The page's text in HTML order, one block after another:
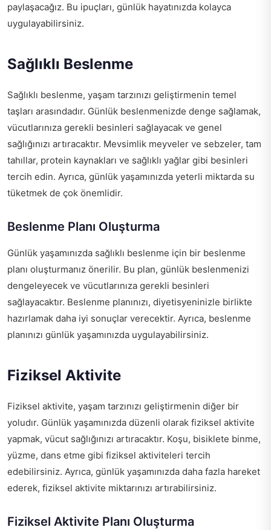
paylaşacağız. Bu ipuçları, günlük hayatınızda kolayca
uygulayabilirsiniz.
Sağlıklı Beslenme
Sağlıklı beslenme, yaşam tarzınızı geliştirmenin temel
taşları arasındadır. Günlük beslenmenizde denge sağlamak,
vücutlarınıza gerekli besinleri sağlayacak ve genel
sağlığınızı artıracaktır. Mevsimlik meyveler ve sebzeler, tam
tahıllar, protein kaynakları ve sağlıklı yağlar gibi besinleri
tercih edin. Ayrıca, günlük yaşamınızda yeterli miktarda su
tüketmek de çok önemlidir.
Beslenme Planı Oluşturma
Günlük yaşamınızda sağlıklı beslenme için bir beslenme
planı oluşturmanız önerilir. Bu plan, günlük beslenmenizi
dengeleyecek ve vücutlarınıza gerekli besinleri
sağlayacaktır. Beslenme planınızı, diyetisyeninizle birlikte
hazırlamak daha iyi sonuçlar verecektir. Ayrıca, beslenme
planınızı günlük yaşamınızda uygulayabilirsiniz.
Fiziksel Aktivite
Fiziksel aktivite, yaşam tarzınızı geliştirmenin diğer bir
yoludır. Günlük yaşamınızda düzenli olarak fiziksel aktivite
yapmak, vücut sağlığınızı artıracaktır. Koşu, bisiklete binme,
yüzme, dans etme gibi fiziksel aktiviteleri tercih
edebilirsiniz. Ayrıca, günlük yaşamınızda daha fazla hareket
ederek, fiziksel aktivite miktarınızı artırabilirsiniz.
Fiziksel Aktivite Planı Oluşturma